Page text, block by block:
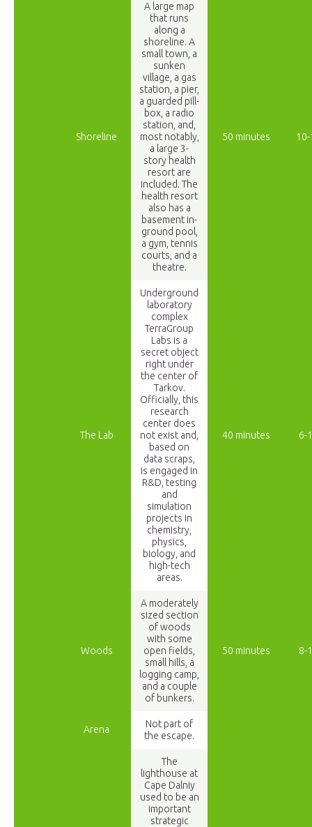
Shoreline
A large map
that runs
along a
shoreline. A
small town, a
sunken
village, a gas
station, a pier,
a guarded pill-
box, a radio
station, and,
most notably,
a large 3-
story health
resort are
included. The
health resort
also has a
basement in-
ground pool,
a gym, tennis
courts, and a
theatre.
50 minutes
The Lab
Underground
laboratory
complex
TerraGroup
Labs is a
secret object
right under
the center of
Tarkov.
Officially, this
research
center does
not exist and,
based on
data scraps,
is engaged in
R&D, testing
and
simulation
projects in
chemistry,
physics,
biology, and
high-tech
areas.
40 minutes 6-
Woods
A moderately
sized section
of woods
with some
open fields,
small hills, a
logging camp,
and a couple
of bunkers.
50 minutes 8-
Arena
Not part of
the escape.
The
lighthouse at
Cape Dalniy
used to be an
important
strategic